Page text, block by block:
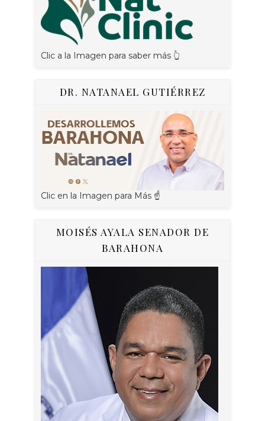
Clic a la Imagen para saber más 👆
DR. NATANAEL GUTIÉRREZ
Clic en la Imagen para Más ☝
MOISÉS AYALA SENADOR DE
BARAHONA